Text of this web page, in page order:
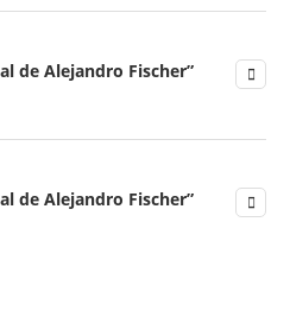
de Alejandro Fischer”
de Alejandro Fischer”